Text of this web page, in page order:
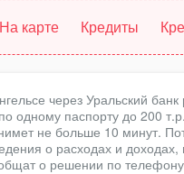
На карте Кредиты
через Уральский
одному паспорту до 200 т.р.
не больше 10 минут.
о расходах и
о решении по